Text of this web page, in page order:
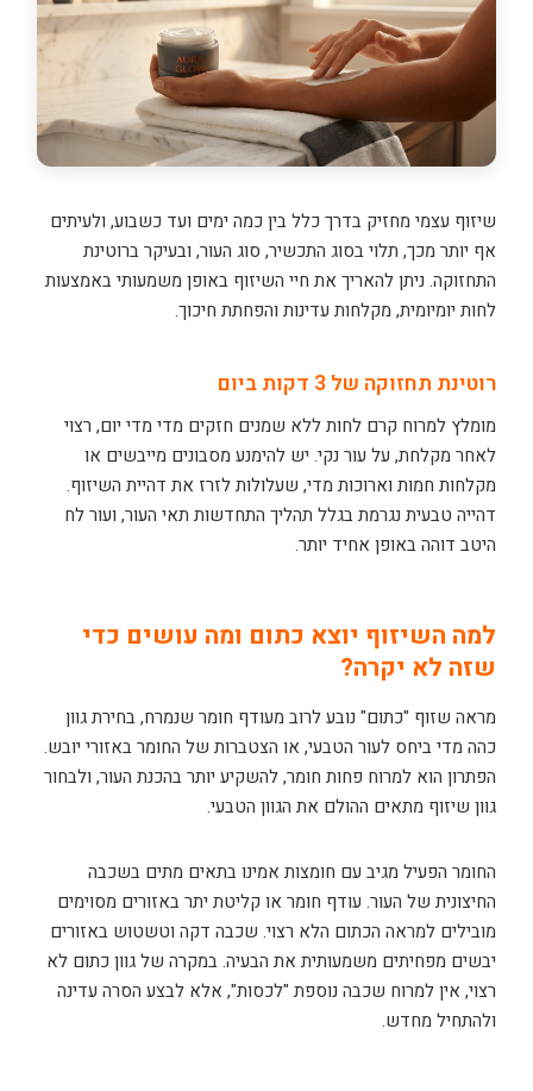
שיזוף עצמי מחזיק בדרך כלל בין כמה ימים ועד כשבוע, ולעיתים
אף יותר מכך, תלוי בסוג התכשיר, סוג העור, ובעיקר ברוטינת
התחזוקה. ניתן להאריך את חיי השיזוף באופן משמעותי באמצעות
לחות יומיומית, מקלחות עדינות והפחתת חיכוך.
רוטינת תחזוקה של 3 דקות ביום
מומלץ למרוח קרם לחות ללא שמנים חזקים מדי מדי יום, רצוי
לאחר מקלחת, על עור נקי. יש להימנע מסבונים מייבשים או
מקלחות חמות וארוכות מדי, שעלולות לזרז את דהיית השיזוף.
דהייה טבעית נגרמת בגלל תהליך התחדשות תאי העור, ועור לח
היטב דוהה באופן אחיד יותר.
למה השיזוף יוצא כתום ומה עושים כדי
שזה לא יקרה?
מראה שזוף "כתום" נובע לרוב מעודף חומר שנמרח, בחירת גוון
כהה מדי ביחס לעור הטבעי, או הצטברות של החומר באזורי יובש.
הפתרון הוא למרוח פחות חומר, להשקיע יותר בהכנת העור, ולבחור
גוון שיזוף מתאים ההולם את הגוון הטבעי.
החומר הפעיל מגיב עם חומצות אמינו בתאים מתים בשכבה
החיצונית של העור. עודף חומר או קליטת יתר באזורים מסוימים
מובילים למראה הכתום הלא רצוי. שכבה דקה וטשטוש באזורים
יבשים מפחיתים משמעותית את הבעיה. במקרה של גוון כתום לא
רצוי, אין למרוח שכבה נוספת "לכסות", אלא לבצע הסרה עדינה
ולהתחיל מחדש.